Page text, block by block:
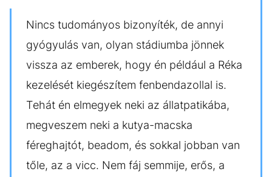
Nincs tudományos bizonyíték, de annyi
gyógyulás van, olyan stádiumba jönnek
vissza az emberek, hogy én például a Réka
kezelését kiegészítem fenbendazollal is.
Tehát én elmegyek neki az állatpatikába,
megveszem neki a kutya-macska
féreghajtót, beadom, és sokkal jobban van
tőle, az a vicc. Nem fáj semmije, erős, a